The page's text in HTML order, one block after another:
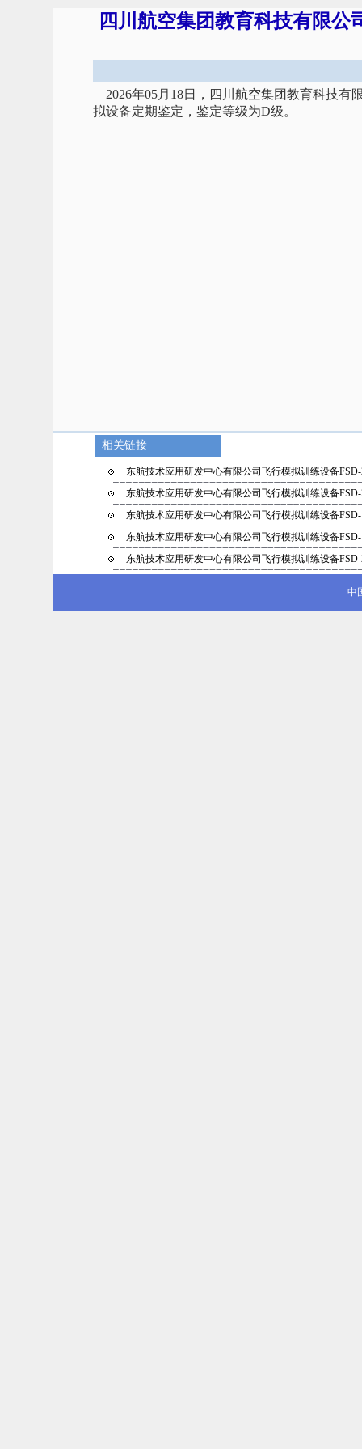
四川航空集团教育科技有限公
2026年05月18日，四川航空集团教育科技有
拟设备定期鉴定，鉴定等级为D级。
相关链接
东航技术应用研发中心有限公司飞行模拟训练设备
东航技术应用研发中心有限公司飞行模拟训练设备
东航技术应用研发中心有限公司飞行模拟训练设备
东航技术应用研发中心有限公司飞行模拟训练设备
东航技术应用研发中心有限公司飞行模拟训练设备
中